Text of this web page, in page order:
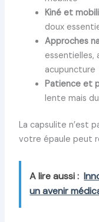
Kiné et
doux
Approches
acupuncture
Patience et
lente mais
La capsulite n’est
votre épaule peut
A lire aussi :
un avenir